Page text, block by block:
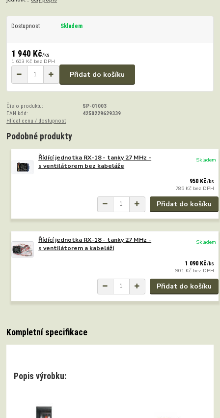
Dostupnost Skladem
1 940 Kč/ks
1 603 Kč bez DPH
Přidat do košíku
Číslo produktu:
SP-01003
EAN kód:
4250229629339
Hlídat cenu / dostupnost
Podobné produkty
Řídící jednotka RX-18 - tanky 27 MHz -
s ventilátorem bez kabeláže
950 Kč/ks
785 Kč bez DPH
Skladem
Přidat do košíku
Řídící jednotka RX-18 - tanky 27 MHz -
s ventilátorem a kabeláží
1 090 Kč/ks
901 Kč bez DPH
Skladem
Přidat do košíku
Kompletní specifikace
Popis výrobku: